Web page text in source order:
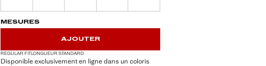
DERNIÈRES UNITÉS !
NON DISPONIBLE. JE LE VEUX !
MESURES
AJOUTER
REGULAR FITLONGUEUR STANDARD
Disponible exclusivement en ligne dans un coloris